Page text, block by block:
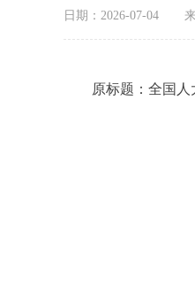
日期：2026-07-04
原标题： 全国人